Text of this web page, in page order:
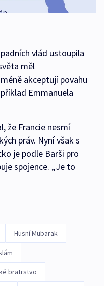
vlád ustoupila
měl
akceptují povahu
Emmanuela
že Francie nesmí
práv. Nyní však s
je podle Barši pro
spojence. „Je to
Husní Mubarak
bratrstvo